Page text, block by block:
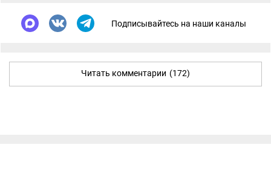
Подписывайтесь на наши каналы
Читать комментарии (172)